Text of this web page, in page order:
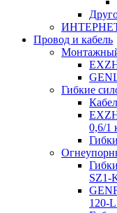
Провод и кабель
Гибкие
0,6/1
SZ1-
120-